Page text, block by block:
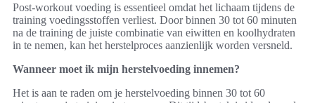
Post-workout voeding is essentieel omdat het lichaam tijdens de
training voedingsstoffen verliest. Door binnen 30 tot 60 minuten
na de training de juiste combinatie van eiwitten en koolhydraten
in te nemen, kan het herstelproces aanzienlijk worden versneld.
Wanneer moet ik mijn herstelvoeding innemen?
Het is aan te raden om je herstelvoeding binnen 30 tot 60